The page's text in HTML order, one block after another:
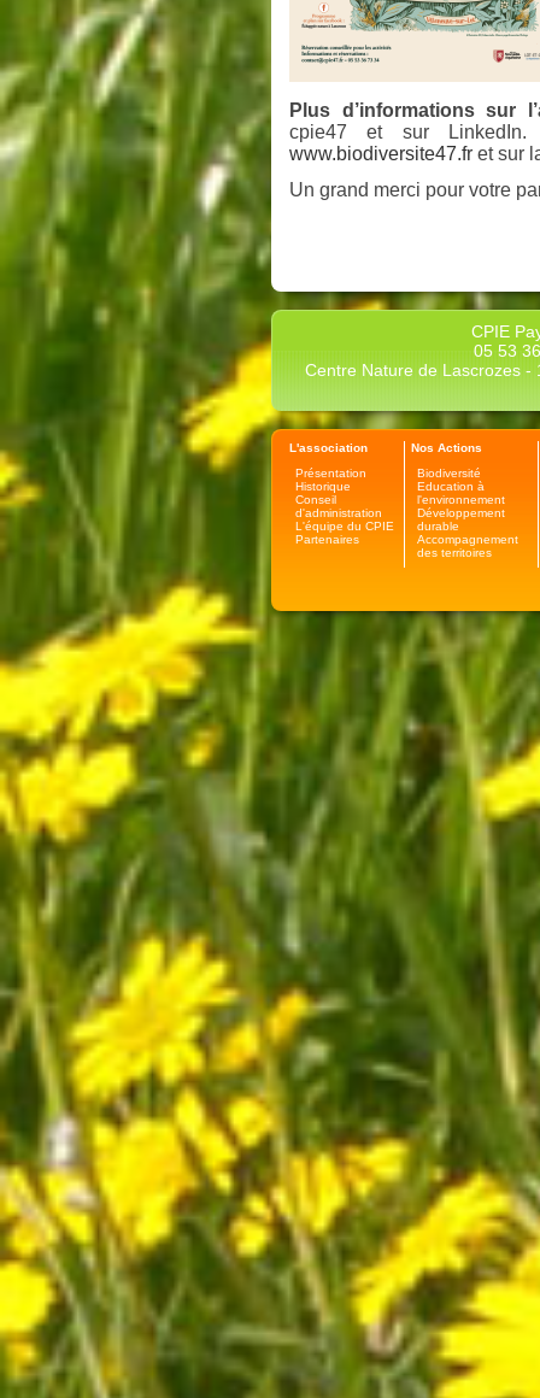
Plus d’informations sur
cpie47 et sur
www.biodiversite47.fr et sur
Un grand merci pour votre
CPIE
05 53
Centre Nature de Lascrozes -
L'association
Présentation
Historique
Conseil
d'administration
L'équipe du CPIE
Partenaires
Nos Actions
Biodiversité
Education à
l'environnement
Développement
durable
Accompagnement
des territoires